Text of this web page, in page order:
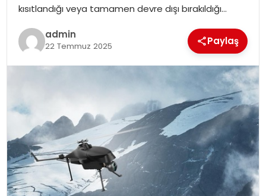
kısıtlandığı veya tamamen devre dışı bırakıldığı…
admin
22 Temmuz 2025 Paylaş